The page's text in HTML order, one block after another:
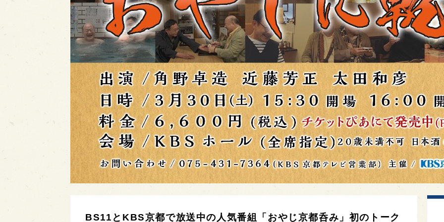
BS11とKBS京都で放送中の人気番組「おやじ京都呑み」初のトーク